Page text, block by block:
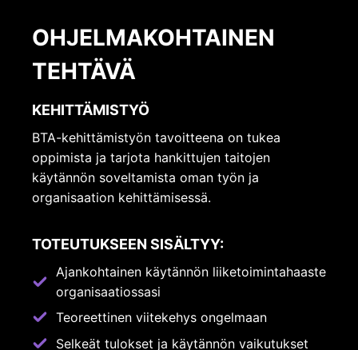
OHJELMAKOHTAINEN
TEHTÄVÄ
KEHITTÄMISTYÖ
BTA-kehittämistyön tavoitteena on tukea
oppimista ja tarjota hankittujen taitojen
käytännön soveltamista oman työn ja
organisaation kehittämisessä.
TOTEUTUKSEEN SISÄLTYY:
Ajankohtainen käytännön liiketoimintahaaste
organisaatiossasi
Teoreettinen viitekehys ongelmaan
Selkeät tulokset ja käytännön vaikutukset